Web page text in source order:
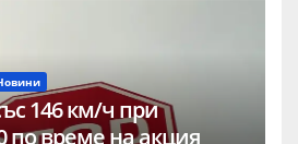
146 км/ч при
по време на акция